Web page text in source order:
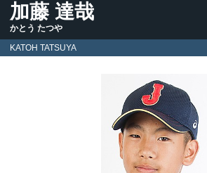
加藤 達哉
かとう たつや
KATOH TATSUYA